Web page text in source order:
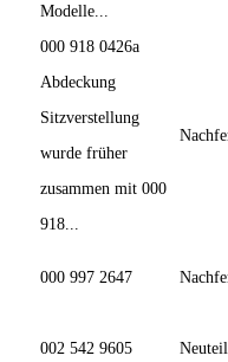
Modelle...
000 918 0426a
Abdeckung
Sitzverstellung
wurde früher
zusammen mit 000
918...
000 997 2647
002 542 9605